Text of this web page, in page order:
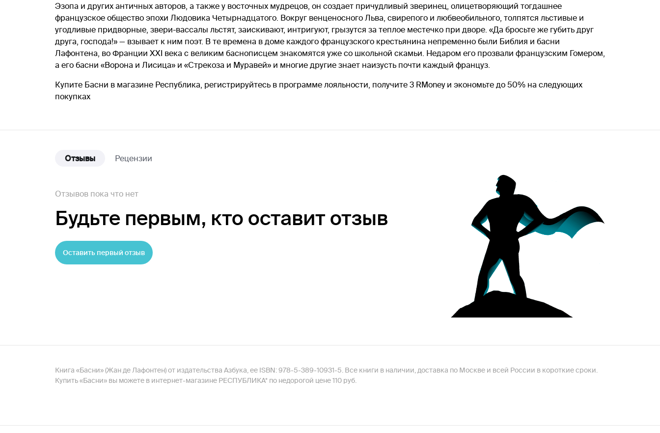
Эзопа и других античных авторов, а также у восточных мудрецов, он создает причудливый зверинец, олицетворяющий тогдашнее
французское общество эпохи Людовика Четырнадцатого. Вокруг венценосного Льва, свирепого и любвеобильного, толпятся льстивые и
угодливые придворные, звери-вассалы льстят, заискивают, интригуют, грызутся за теплое местечко при дворе. «Да бросьте же губить друг
друга, господа!» — взывает к ним поэт. В те времена в доме каждого французского крестьянина непременно были Библия и басни
Лафонтена, во Франции XXI века с великим баснописцем знакомятся уже со школьной скамьи. Недаром его прозвали французским Гомером,
а его басни «Ворона и Лисица» и «Стрекоза и Муравей» и многие другие знает наизусть почти каждый француз.
Купите Басни в магазине Республика, регистрируйтесь в программе лояльности, получите 3 RMoney и экономьте до 50% на следующих
покупках
Отзывы Рецензии
Отзывов пока что нет
Будьте первым, кто оставит отзыв
Оставить первый отзыв
Книга «Басни» (Жан де Лафонтен) от издательства Азбука, ее ISBN: 978-5-389-10931-5. Все книги в наличии, доставка по Москве и всей России в короткие сроки.
Купить «Басни» вы можете в интернет-магазине РЕСПУБЛИКА* по недорогой цене 110 руб.